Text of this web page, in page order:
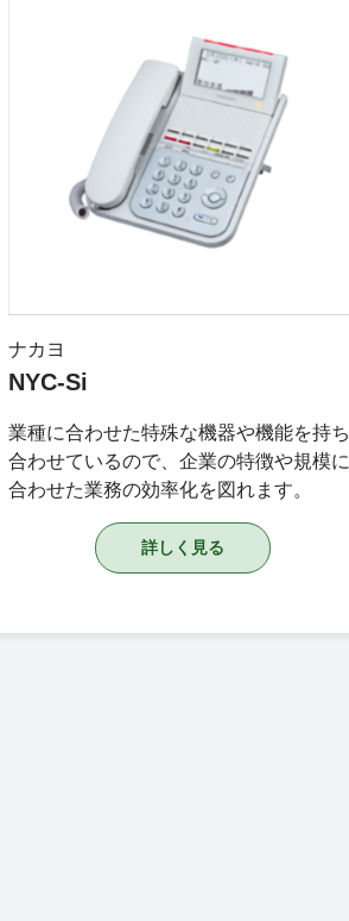
ナカヨ
NYC-Si
業種に合わせた特殊な機器や機能を持ち
合わせているので、企業の特徴や規模に
合わせた業務の効率化を図れます。
詳しく見る